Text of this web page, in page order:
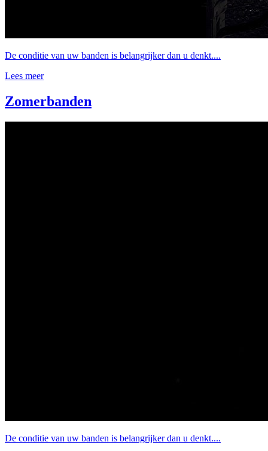
De conditie van uw banden is belangrijker dan u denkt....
Lees meer
Zomerbanden
De conditie van uw banden is belangrijker dan u denkt....